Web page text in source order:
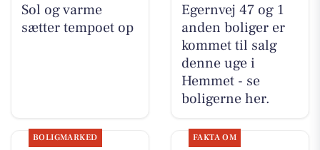
Sol og varme
sætter tempoet op
Egernvej 47 og 1
anden boliger er
kommet til salg
denne uge i
Hemmet - se
boligerne her.
BOLIGMARKED FAKTA OM